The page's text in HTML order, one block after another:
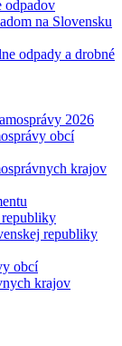
odpadov
na Slovensku
odpady a drobné
2026
obcí
krajov
republiky
obcí
krajov